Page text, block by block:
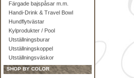
Färgade bajspåsar m.m.
Handi-Drink & Travel Bowl
Hundflytvästar
Kylprodukter / Pool
Utställningsburar
Utställningskoppel
Utställningsväskor
SHOP BY COLOR